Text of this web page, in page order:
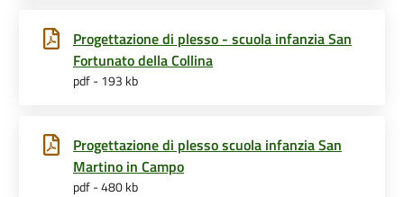
Progettazione di plesso - scuola infanzia San
Fortunato della Collina
pdf - 193 kb
Progettazione di plesso scuola infanzia San
Martino in Campo
pdf - 480 kb